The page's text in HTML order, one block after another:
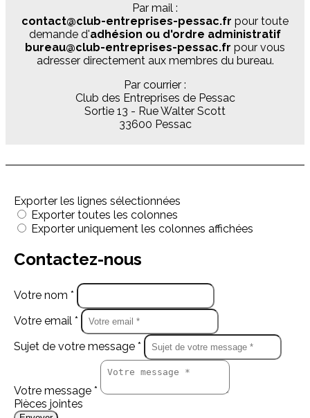
Par mail :
contact@club-entreprises-pessac.fr pour toute
demande d'adhésion ou d'ordre administratif
bureau@club-entreprises-pessac.fr pour vous
adresser directement aux membres du bureau.
Par courrier :
Club des Entreprises de Pessac
Sortie 13 - Rue Walter Scott
33600 Pessac